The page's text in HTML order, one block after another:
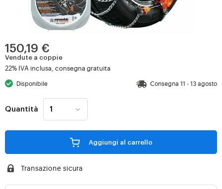
150,19 €
Vendute a coppie
22% IVA inclusa, consegna gratuita
Disponibile Consegna 11 - 13 agosto
Quantità
Aggiungi al carrello
Transazione sicura